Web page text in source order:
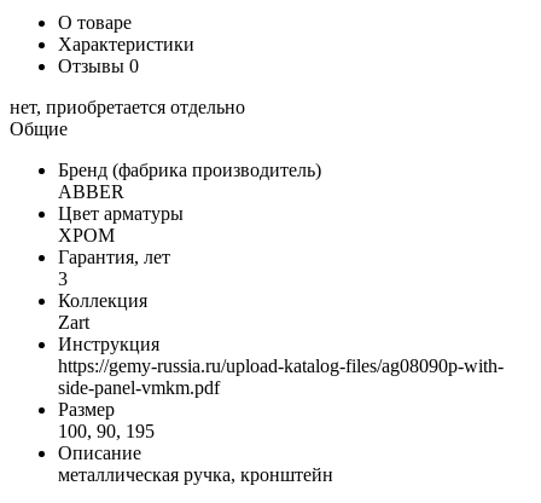
О товаре
Характеристики
Отзывы 0
нет, приобретается отдельно
Общие
Бренд (фабрика производитель)
ABBER
Цвет арматуры
ХРОМ
Гарантия, лет
3
Коллекция
Zart
Инструкция
https://gemy-russia.ru/upload-katalog-files/ag08090p-with-
side-panel-vmkm.pdf
Размер
100, 90, 195
Описание
металлическая ручка, кронштейн